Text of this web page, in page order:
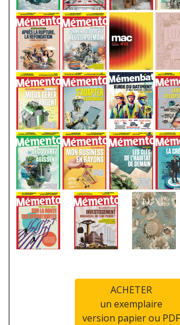
ACHETER
un exemplaire
version papier ou PDF